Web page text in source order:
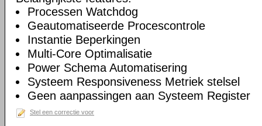
Processen Watchdog
Geautomatiseerde Procescontrole
Instantie Beperkingen
Multi-Core Optimalisatie
Power Schema Automatisering
Systeem Responsiveness Metriek stelsel
Geen aanpassingen aan Systeem Register
Stel een correctie voor